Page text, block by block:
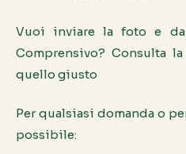
Vuoi inviare la foto e
Comprensivo? Consulta la
quello giusto
Per qualsiasi domanda o
possibile: